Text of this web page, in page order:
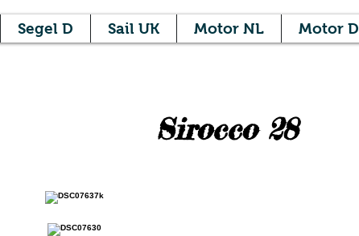
Segel D Sail UK Motor NL Motor D
Sirocco 28